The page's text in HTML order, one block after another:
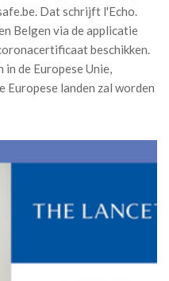
Dat schrijft l'Echo.
Belgen via de applicatie
beschikken.
in de Europese Unie,
landen zal worden